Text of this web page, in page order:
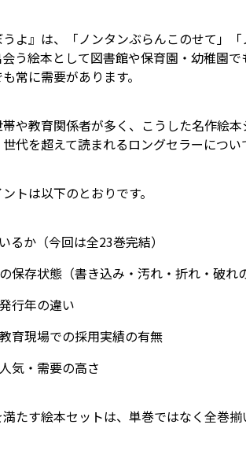
うよ』は、「ノンタンぶらんこのせて」
う絵本として図書館や保育園・幼稚園
常に需要があります。
や教育関係者が多く、こうした名作絵
代を超えて読まれるロングセラーについ
トは以下のとおりです。
るか（今回は全23巻完結）
保存状態（書き込み・汚れ・折れ・破れ
行年の違い
育現場での採用実績の有無
気・需要の高さ
たす絵本セットは、単巻ではなく全巻